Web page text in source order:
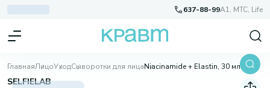
637-88-99A1, МТС, Life
ГлавнаяЛицоУходСыворотки для лицаNiacinamide + Elastin, 30 мл
SELFIELAB